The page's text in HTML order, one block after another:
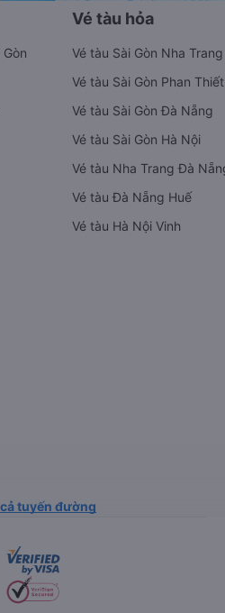
Vé tàu hỏa
Vé tàu Sài Gòn Nha Trang
Vé tàu Sài Gòn Phan Thiết
Vé tàu Sài Gòn Đà Nẵng
Vé tàu Sài Gòn Hà Nội
Vé tàu Nha Trang Đà
Vé tàu Đà Nẵng Huế
Vé tàu Hà Nội Vinh
tuyến đường